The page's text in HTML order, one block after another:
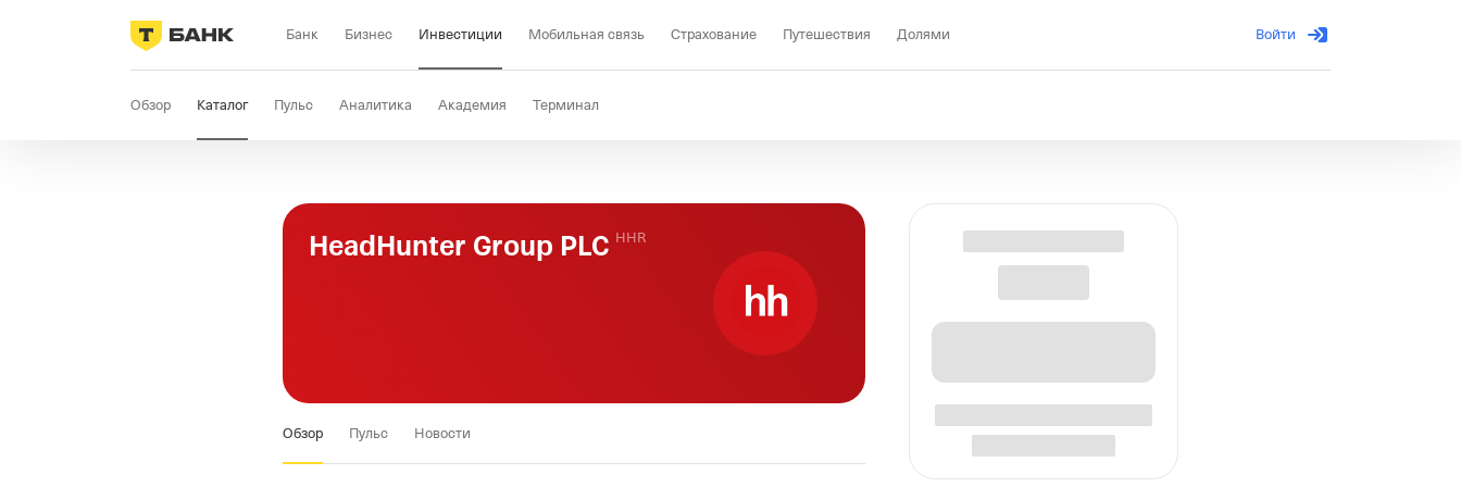
Банк Бизнес Инвестиции Мобильная связь Страхование Путешествия Долями Войти
Обзор Каталог Пульс Аналитика Академия Терминал
HeadHunter Group PLC HHR
Обзор Пульс Новости